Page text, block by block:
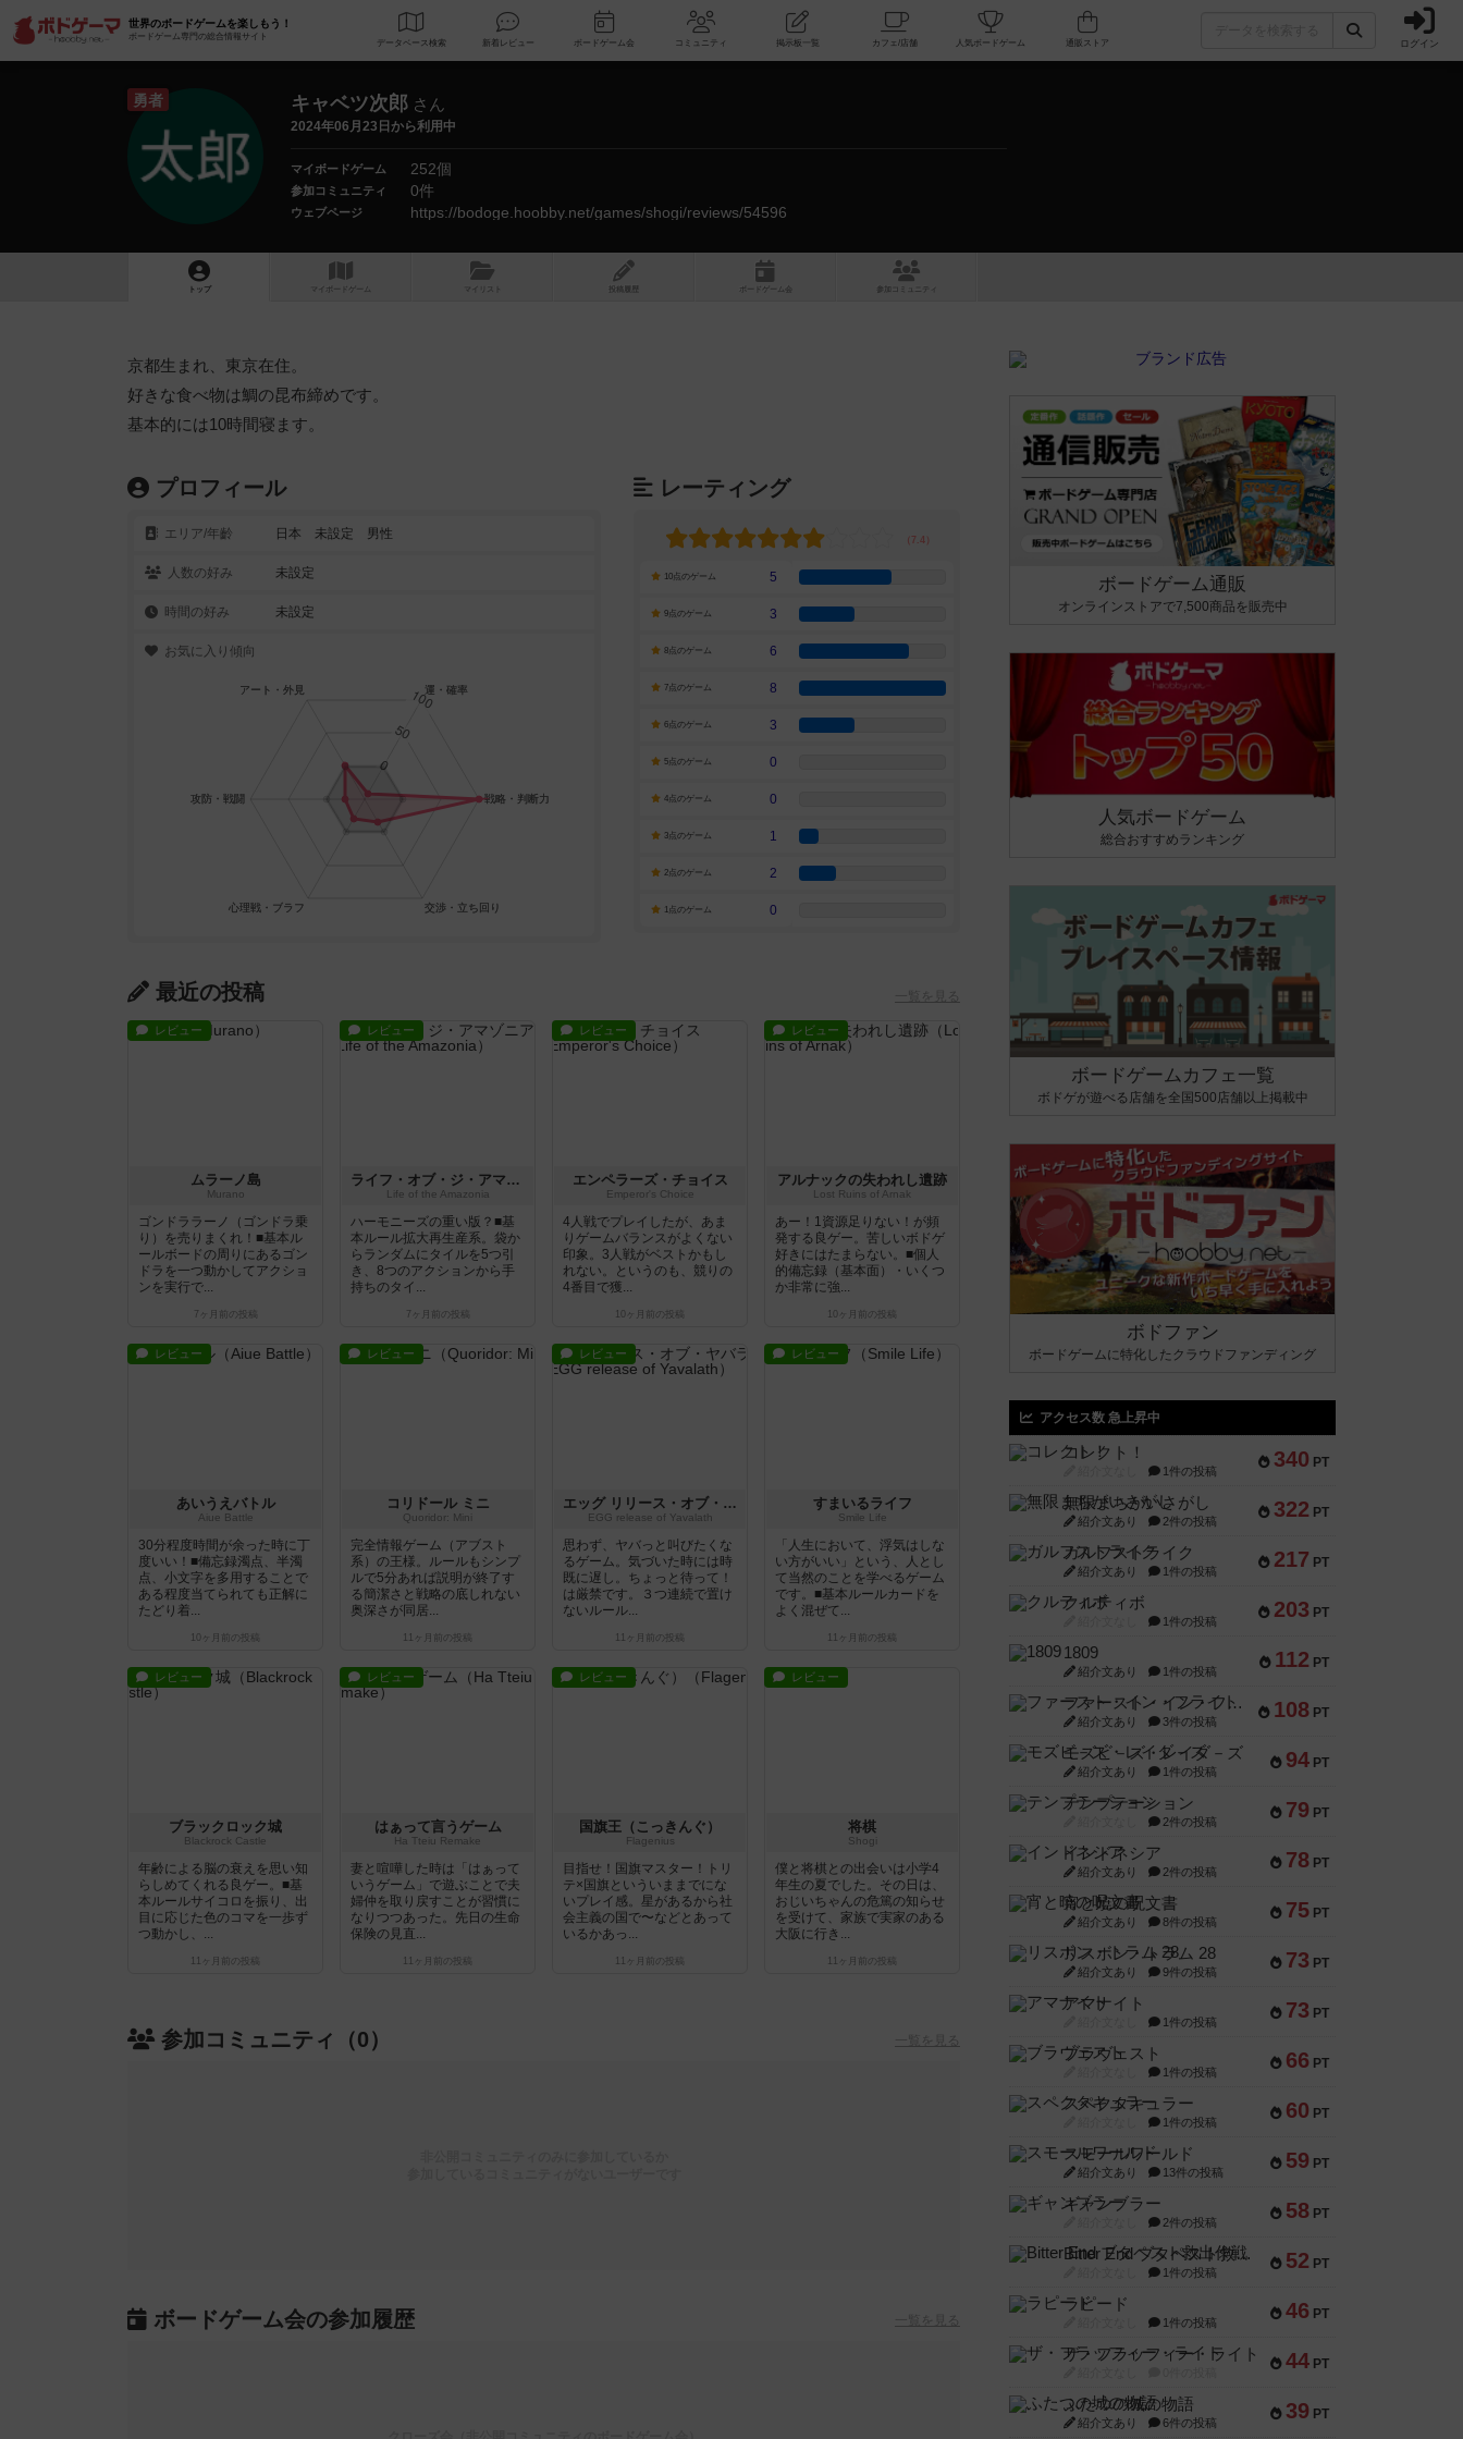
世界のボードゲームを楽しもう！
ボードゲーム専門の総合情報サイト
データベース 検索 新着レビュー ボードゲーム会 コミュニティ 掲示板一覧 カフェ/店舗 人気ボードゲーム ログイン
勇者 キャベツ次郎 さん
2024年06月23日から利用中
マイボードゲーム 252個
参加コミュニティ 0件
ウェブページ https://bodoge.hoobby.net/games/shogi/reviews/54596
トップ マイボードゲーム マイリスト 投稿履歴 ボ ドゲ ーム コミュニティ
京都生まれ、東京在住。
好きな食べ物は鯛の昆布締めです。
基本的には10時間寝ます。
プロフィール
エリア/年齡 日本 未設定 男性
人数の好み 未設定
時間の好み 未設定
お気に入り傾向
レーティング
10点のゲーム 5
9点のゲーム 3
8点のゲーム 6
7点のゲーム 8
6点のゲーム 3
5点のゲーム 0
4点のゲーム 0
3点のゲーム 1
2点のゲーム 2
1点のゲーム 0
最近の投稿 一覧を見る
レビュー
ムラーノ島
Murano
ゴンドララーノ（ゴンドラ乗
り）を売りまくれ！■基本ル
ールボードの周りにあるゴン
ドラを一つ動かしてアクショ
ンを実行で...
7ヶ月前 の投稿
レビュー
ライフ・オブ・ジ・アマゾニア
Life of the Amazonia
ハーモニーズの重い版？■基
本ルール拡大再生産系。袋か
らランダムにタイルを5つ引
き、8つのアクションから手
持ちのタイ...
7ヶ月前 の投稿
レビュー
エンペラーズ・チョイス
Emperor's Choice
4人戦でプレイしたが、あま
りゲームバランスがよくない
印象。3人戦がベストかもし
れない。というのも、競りの
4番目で獲...
10ヶ月前 の投稿
レビュー
アルナックの失われし遺跡
Lost Ruins of Arnak
あー！1資源足りない！が頻
発する良ゲー。苦しいボドゲ
好きにはたまらない。■個人
的備忘録（基本面）・いくつ
か非常に強...
10ヶ月前 の投稿
レビュー
あいうえバトル
Aiue Battle
30分程度時間が余った時に丁
度いい！■備忘録濁点、半濁
点、小文字を多用することで
ある程度当てられても正解に
たどり着...
10ヶ月前 の投稿
レビュー
コリドール ミニ
Quoridor: Mini
完全情報ゲーム（アブスト
系）の王様。ルールもシンプ
ルで5分あれば説明が終了す
る簡潔さと戦略の底しれない
奥深さが同居...
11ヶ月前 の投稿
レビュー
エッグ リリース・オブ・ヤバラス
EGG release of Yavalath
思わず、ヤバっと叫びたくな
るゲーム。気づいた時には時
既に遅し。ちょっと待って！
は厳禁です。３つ連続で置け
ないルール...
11ヶ月前 の投稿
レビュー
すまいるライフ
Smile Life
「人生において、浮気はしな
い方がいい」という、人とし
て当然のことを学べるゲーム
です。■基本ルールカードを
よく混ぜて...
11ヶ月前 の投稿
レビュー
ブラックロック城
Blackrock Castle
年齢による脳の衰えを思い知
らしめてくれる良ゲー。■基
本ルールサイコロを振り、出
目に応じた色のコマを一歩ず
つ動かし、...
11ヶ月前 の投稿
レビュー
はぁって言うゲーム
Ha Tteiu Remake
妻と喧嘩した時は「はぁって
いうゲーム」で遊ぶことで夫
婦仲を取り戻すことが習慣に
なりつつあった。先日の生命
保険の見直...
11ヶ月前 の投稿
レビュー
国旗王（こっきんぐ）
Flagenius
目指せ！国旗マスター！トリ
テ×国旗といういままでにな
いプレイ感。星があるから社
会主義の国で〜などとあって
いるかあっ...
11ヶ月前 の投稿
レビュー
将棋
Shogi
僕と将棋との出会いは小学4
年生の夏でした。その日は、
おじいちゃんの危篤の知らせ
を受けて、家族で実家のある
大阪に行き...
11ヶ月前 の投稿
参加コミュニティ（0） 一覧を見る
ボードゲーム会の参加履歴 一覧を見る
ボードゲーム通販
オンラインストアで7,500商品を販売中
人気ボードゲーム
総合おすすめランキング
ボードゲームカフェ一覧
ボドゲが遊べる店舗を全国500店舗以上掲載中
ボドファン
ボードゲームに特化したクラウドファンディング
アクセス数 急上昇中
340 PT
コレクト！
1件の投稿
322 PT
無限まちがいさがし
紹介文あり 2件の投稿
217 PT
ガルフストライク
紹介文あり 1件の投稿
203 PT
クルティボ
1件の投稿
112 PT
1809
紹介文あり 1件の投稿
108 PT
ファースト・イン・フライト
紹介文あり 3件の投稿
94 PT
モズビ－ズ・レイダ－ズ
紹介文あり 1件の投稿
79 PT
テンプテーション
2件の投稿
78 PT
インドネシア
紹介文あり 2件の投稿
75 PT
宵と暁の呪文書
紹介文あり 8件の投稿
73 PT
リスボン・トラム 28
紹介文あり 9件の投稿
73 PT
アマナイト
1件の投稿
66 PT
ブラヴェスト
1件の投稿
60 PT
スペクタキュラー
1件の投稿
59 PT
スモールワールド
紹介文あり 13件の投稿
58 PT
ギャンブラー
2件の投稿
52 PT
Bitter End ブタペスト救出作戦
1件の投稿
46 PT
ラピード
1件の投稿
44 PT
ザ・フラッフィー・ライト
39 PT
ふたつの城の物語
紹介文あり 6件の投稿